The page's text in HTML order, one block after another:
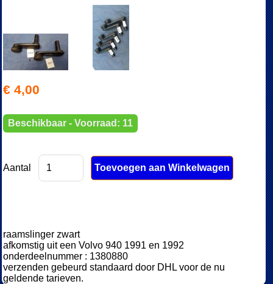
€ 4,00
Beschikbaar - Voorraad: 11
Aantal
raamslinger zwart
afkomstig uit een Volvo 940 1991 en 1992
onderdeelnummer : 1380880
verzenden gebeurd standaard door DHL voor de nu
geldende tarieven.